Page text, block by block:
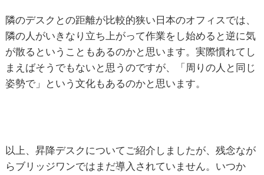
隣のデスクとの距離が比較的狭い日本のオフィスでは、
隣の人がいきなり立ち上がって作業をし始めると逆に気
が散るということもあるのかと思います。実際慣れてし
まえばそうでもないと思うのですが、「周りの人と同じ
姿勢で」という文化もあるのかと思います。
以上、昇降デスクについてご紹介しましたが、残念なが
らブリッジワンではまだ導入されていません。いつか